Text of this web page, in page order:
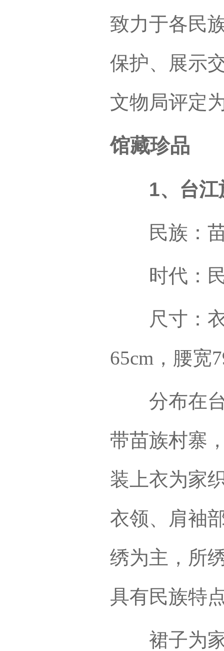
致力于各民
保护、展示
文物局评定
馆藏珍品
1、台江
民族：
时代：
尺寸：衣
65cm，腰宽
分布在台
带苗族村寨
装上衣为家
衣领、肩袖
绣为主，所
具有民族特
裙子为家